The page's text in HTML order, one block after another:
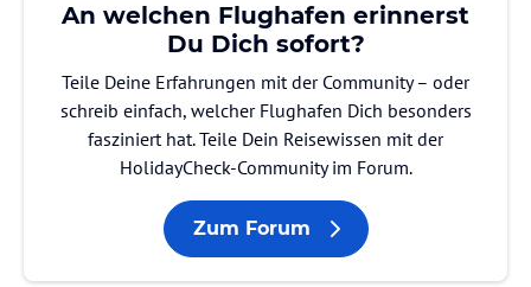
An welchen Flughafen erinnerst
Du Dich sofort?
Teile Deine Erfahrungen mit der Community – oder
schreib einfach, welcher Flughafen Dich besonders
fasziniert hat. Teile Dein Reisewissen mit der
HolidayCheck-Community im Forum.
Zum Forum